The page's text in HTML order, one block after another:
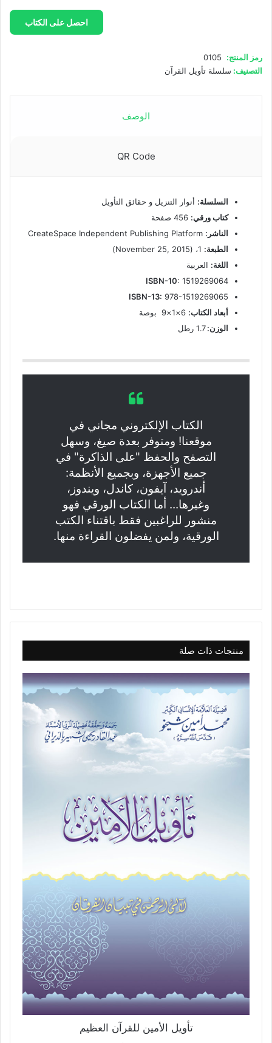
احصل على الكتاب
رمز المنتج:
0105
التصنيف: سلسلة تأويل القرآن
الوصف
QR Code
السلسلة: أنوار التنزيل و حقائق التأويل
كتاب ورقي:
الناشر:
الطبعة:
اللغة: العربية
ISBN-10: 1519269064
ISBN-13: 978-1519269065
أبعاد الكتاب:
الوزن:1.7 رطل
الكتاب الإلكتروني مجاني في
موقعنا! ومتوفر بعدة صيغ، وسهل
التصفح والحفظ "على الذاكرة" في
جميع الأجهزة، وبجميع الأنظمة:
أندرويد، آيفون، كاندل، ويندوز،
وغيرها... أما الكتاب الورقي فهو
منشور للراغبين فقط باقتناء الكتب
الورقية، ولمن يفضلون القراءة منها.
منتجات ذات صلة
تأويل الأمين للقرآن العظيم